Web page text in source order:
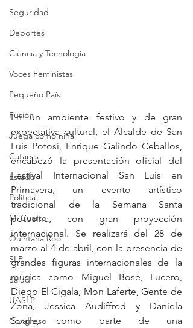
Seguridad
Deportes
Ciencia y Tecnología
Voces Feministas
Pequeño País
Fusión
Juega como niña
Catarsis
Estado
Política
Mi Cuarto
Quintana Roo
SLP
Salud
UASLP
Congreso
En un ambiente festivo y de gran
expectativa cultural, el Alcalde de San
Luis Potosí, Enrique Galindo Ceballos,
encabezó la presentación oficial del
Festival Internacional San Luis en
Primavera, un evento artístico
tradicional de la Semana Santa
potosina, con gran proyección
internacional. Se realizará del 28 de
marzo al 4 de abril, con la presencia de
grandes figuras internacionales de la
música como Miguel Bosé, Lucero,
Diego El Cigala, Mon Laferte, Gente de
Zona, Jessica Audiffred y Daniela
Spalla, como parte de una